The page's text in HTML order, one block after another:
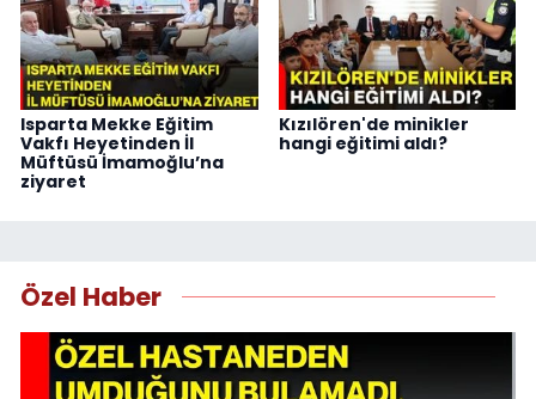
Isparta Mekke Eğitim
Vakfı Heyetinden İl
Müftüsü İmamoğlu’na
ziyaret
Kızılören'de minikler
hangi eğitimi aldı?
Özel Haber